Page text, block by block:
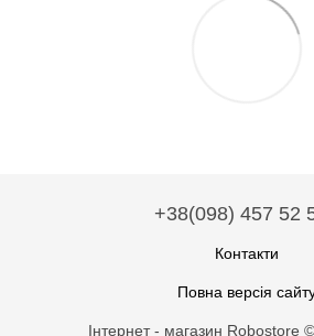
+38(098) 457 52
Контакти
Повна версія
Інтернет - магазин Robostore